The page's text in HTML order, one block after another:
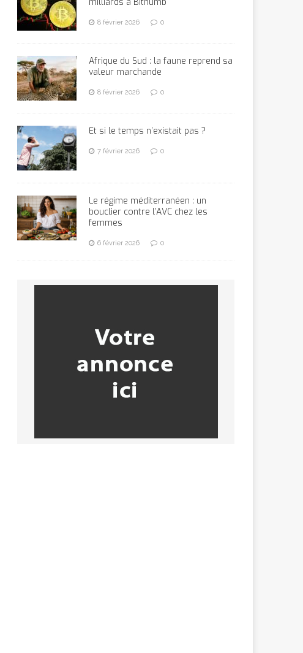
8 février 2026 0
Afrique du Sud : la faune reprend sa
valeur marchande
8 février 2026 0
Et si le temps n’existait pas ?
7 février 2026 0
Le régime méditerranéen : un
bouclier contre l’AVC chez les
femmes
6 février 2026 0